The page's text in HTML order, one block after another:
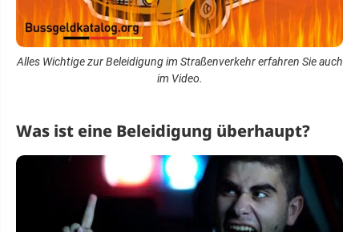
Alles Wichtige zur Beleidigung im Straßenverkehr erfahren Sie auch
im Video.
Was ist eine Beleidigung überhaupt?